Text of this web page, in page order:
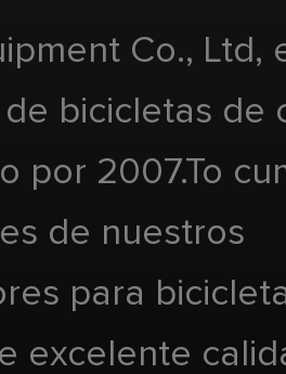
Co., Ltd,
bicicletas de
por 2007.To
de nuestros
para
excelente